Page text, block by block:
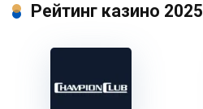
Рейтинг казино 2025